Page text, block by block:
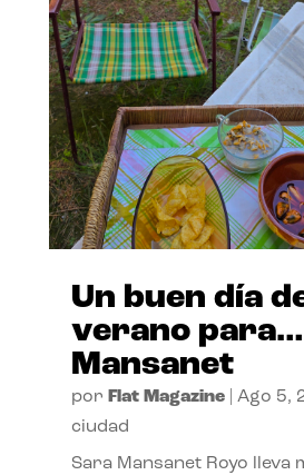
Un buen día
verano
Mansanet
por Flat Magazine| Ago 5,
ciudad
Sara Mansanet Royo lleva